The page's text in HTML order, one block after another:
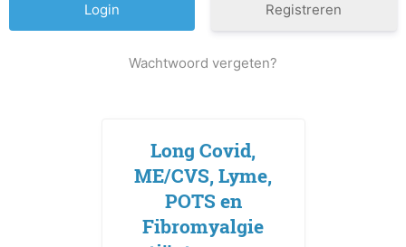
Registreren
Wachtwoord vergeten?
Long Covid,
ME/CVS, Lyme,
POTS en
Fibromyalgie